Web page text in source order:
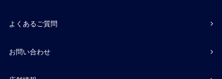
よくあるご質問
お問い合わせ